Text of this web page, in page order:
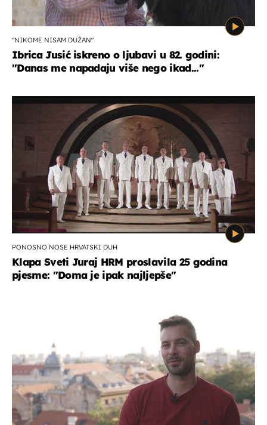
"NIKOME NISAM DUŽAN"
Ibrica Jusić iskreno o ljubavi u 82. godini:
"Danas me napadaju više nego ikad..."
PONOSNO NOSE HRVATSKI DUH
Klapa Sveti Juraj HRM proslavila 25 godina
pjesme: "Doma je ipak najljepše"